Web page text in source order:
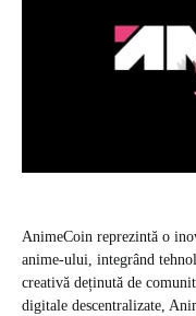
AnimeCoin reprezintă o
anime-ului, integrând
creativă deținută de
digitale descentralizate,